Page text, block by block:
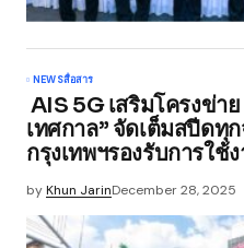
NEWSสื่อสาร
AIS 5G เสริมโครงข่า
เทศกาล” จัดเต็มสปีด
กรุงเทพฯรองรับการใช้
byKhun JarinDecember 28, 2025